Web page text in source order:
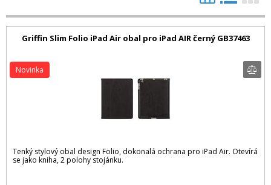
Griffin Slim Folio iPad Air obal pro iPad AIR černý GB37463
Tenký stylový obal design Folio, dokonalá ochrana pro iPad Air. Otevírá
se jako kniha, 2 polohy stojánku.
Novinka